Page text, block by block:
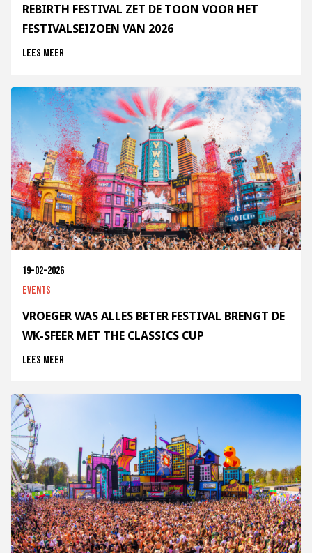
REBIRTH FESTIVAL ZET DE TOON VOOR HET
FESTIVALSEIZOEN VAN 2026
Lees meer
19-02-2026
Events
VROEGER WAS ALLES BETER FESTIVAL BRENGT DE
WK-SFEER MET THE CLASSICS CUP
Lees meer